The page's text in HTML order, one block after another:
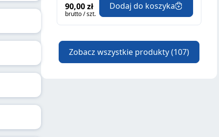
90,00 zł
brutto / szt.
Dodaj do koszyka
Zobacz wszystkie produkty(107)